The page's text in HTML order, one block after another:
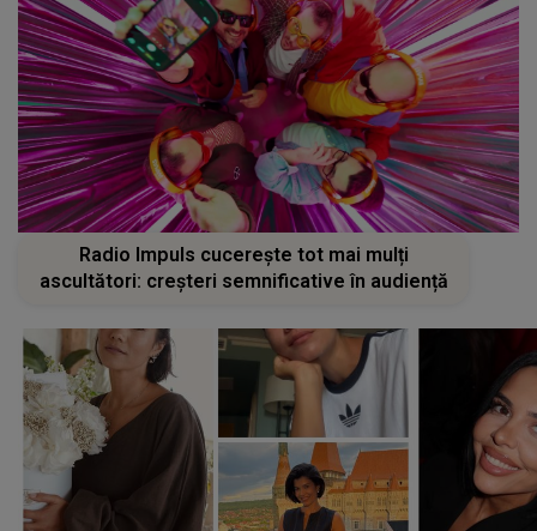
Radio Impuls cucerește tot mai mulți
ascultători: creșteri semnificative în audiență